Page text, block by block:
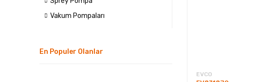
Vakum Pompaları
En Populer Olanlar
EVCO